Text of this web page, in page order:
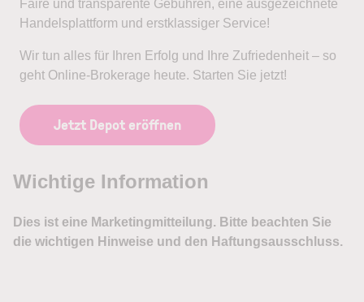
Faire und transparente Gebühren, eine ausgezeichnete
Handelsplattform und erstklassiger Service!
Wir tun alles für Ihren Erfolg und Ihre Zufriedenheit – so
geht Online-Brokerage heute. Starten Sie jetzt!
Jetzt Depot eröffnen